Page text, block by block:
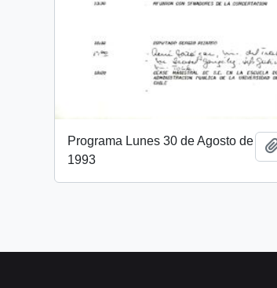
Programa Lunes 30 de Agosto de
1993